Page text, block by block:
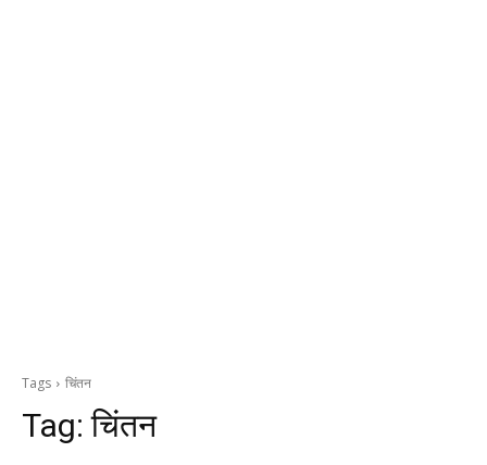
Tags चिंतन
Tag:चिंतन